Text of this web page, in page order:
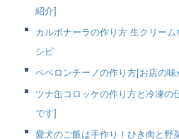
紹介]
カルボナーラの作り方 生クリー
シピ
ペペロンチーノの作り方[お店の
ツナ缶コロッケの作り方と冷凍の
です]
愛犬のご飯は手作り！ひき肉と野